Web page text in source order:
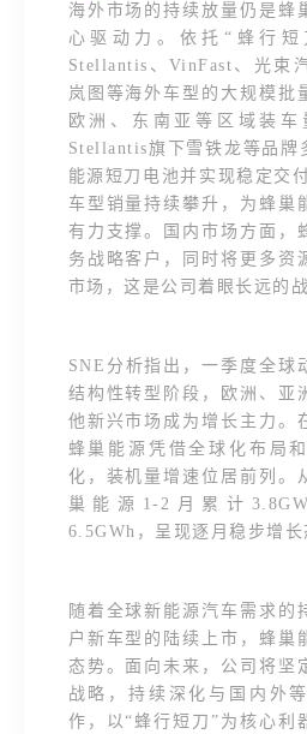
海外市场的持续放量仍是蜂
心驱动力。依托“蜂行
Stellantis、VinFast、光束
岚图等海外车型的大规模批
欧洲、东南亚等区域装车
Stellantis旗下雪铁龙等品牌
能源短刀电池并实现稳定交
车型销量持续攀升，为蜂巢
有力支撑。国内市场方面，
务战略客户，同时将更多资
市场，这是公司着眼长远的
SNE分析指出，一季度全球
结构性转型阶段，欧洲、亚
他新兴市场成为增长主力。
蜂巢能源凭借全球化布局
化，装机量增速位居前列。
巢能源1-2月累计
6.5GWh，呈现逐月稳步增长
随着全球新能源汽车需求的
户新车型的陆续上市，蜂巢
态势。面向未来，公司将坚
战略，持续深化与国内外
作，以“蜂行短刀”为核心利